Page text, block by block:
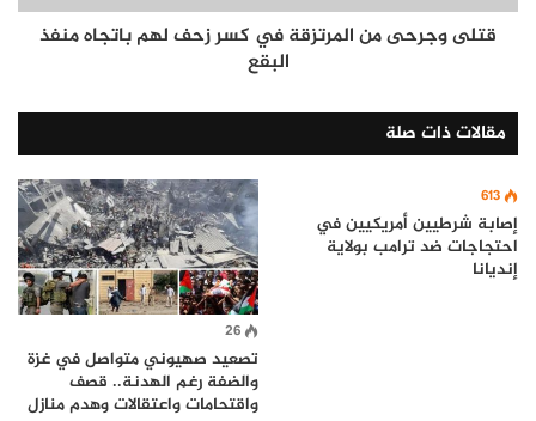
قتلى وجرحى من المرتزقة في كسر زحف لهم باتجاه منفذ
البقع
مقالات ذات صلة
613
إصابة شرطيين أمريكيين في
احتجاجات ضد ترامب بولاية
إنديانا
26
تصعيد صهيوني متواصل في غزة
والضفة رغم الهدنة.. قصف
واقتحامات واعتقالات وهدم منازل